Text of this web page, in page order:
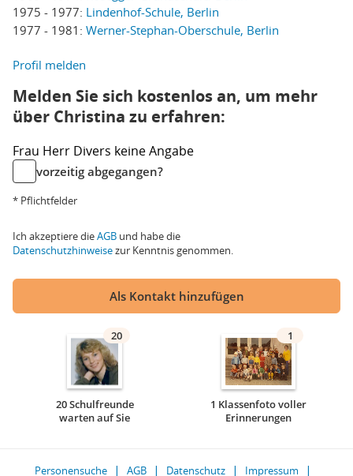
1975 - 1977: Lindenhof-Schule, Berlin
1977 - 1981: Werner-Stephan-Oberschule, Berlin
Profil melden
Melden Sie sich kostenlos an, um mehr
über Christina zu erfahren:
Frau Herr Divers keine Angabe
vorzeitig abgegangen?
* Pflichtfelder
Ich akzeptiere dieAGB und habe die
Datenschutzhinweisezur Kenntnis genommen.
Als Kontakt hinzufügen
20
20 Schulfreunde
warten auf Sie
1
1 Klassenfoto voller
Erinnerungen
Personensuche AGB Datenschutz Impressum